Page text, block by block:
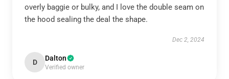
overly baggie or bulky, and I love the double seam on
the hood sealing the deal the shape.
Dec 2, 2024
D Dalton
Verified owner